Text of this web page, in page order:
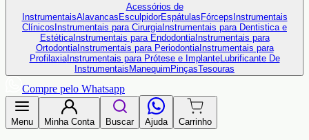
Acessórios de
InstrumentaisAlavancas EsculpidorEspátulas Fórceps Instrumentais
Clínicos Instrumentais para Cirurgia Instrumentais para Dentistica e
EstéticaInstrumentais para EndodontiaInstrumentais para
OrtodontiaInstrumentais para PeriodontiaInstrumentais para
ProfilaxiaInstrumentais para Prótese e ImplanteLubrificante De
Instrumentais Manequim PinçasTesouras
Compre pelo Whatsapp
Menu Minha Conta Buscar Ajuda Carrinho